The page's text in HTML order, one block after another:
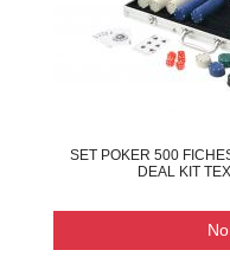
SET POKER 500
DEAL KIT